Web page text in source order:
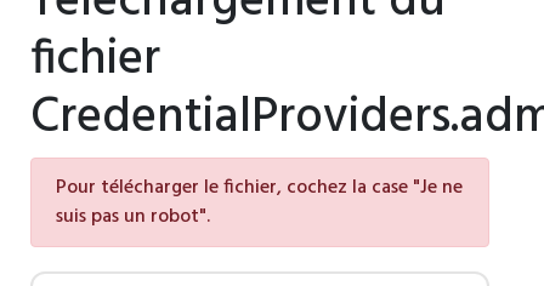
fichier
Pour télécharger le fichier, cochez la case "Je ne
suis pas un robot".